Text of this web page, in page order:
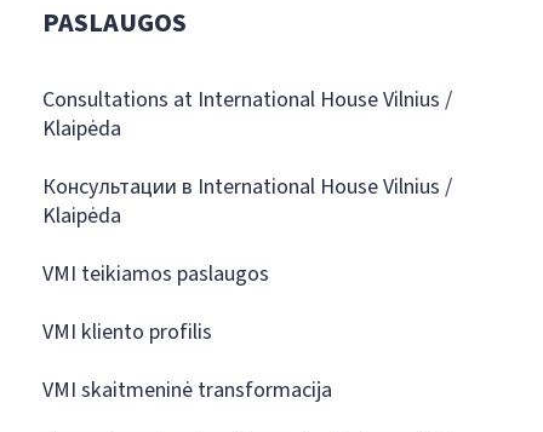
PASLAUGOS
Consultations at International House Vilnius /
Klaipėda
Консультации в International House Vilnius /
Klaipėda
VMI teikiamos paslaugos
VMI kliento profilis
VMI skaitmeninė transformacija